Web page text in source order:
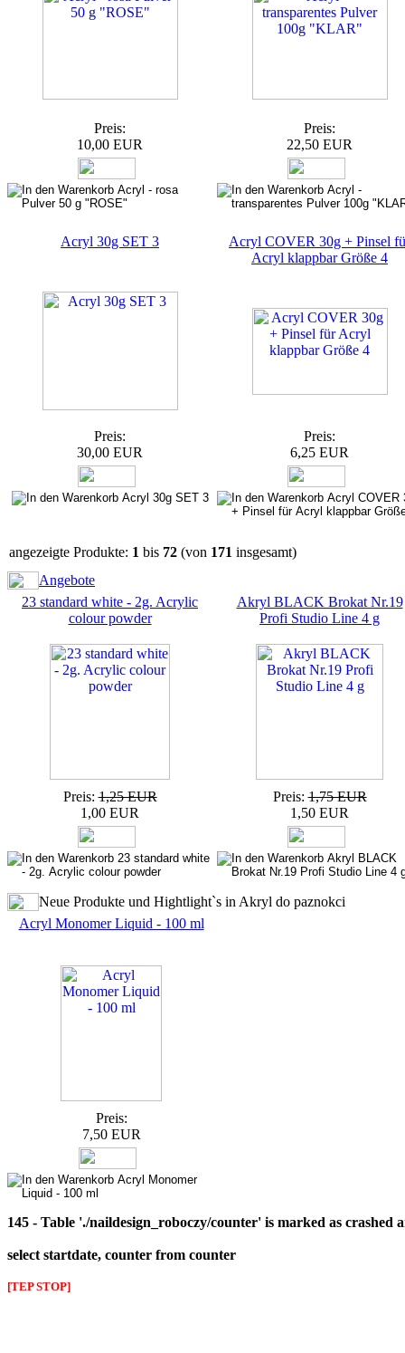
Preis:
10,00 EUR
Preis:
22,50 EUR
Acryl 30g SET 3
Preis:
30,00 EUR
Acryl COVER 30g + Pinsel
Acryl klappbar Größe 4
Preis:
6,25 EUR
angezeigte Produkte: 1 bis 72 (von 171 insgesamt)
Angebote
23 standard white - 2g. Acrylic
colour powder
Preis: 1,25 EUR
1,00 EUR
Akryl BLACK Brokat Nr.19
Profi Studio Line 4 g
Preis: 1,75 EUR
1,50 EUR
Neue Produkte und Hightlight`s in Akryl do paznokci
Acryl Monomer Liquid - 100 ml
Preis:
7,50 EUR
145 - Table './naildesign_roboczy/counter' is marked as crashed
select startdate, counter from counter
[TEP STOP]